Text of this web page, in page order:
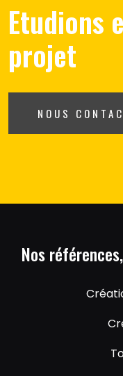
Etudions
projet
NOUS
Nos